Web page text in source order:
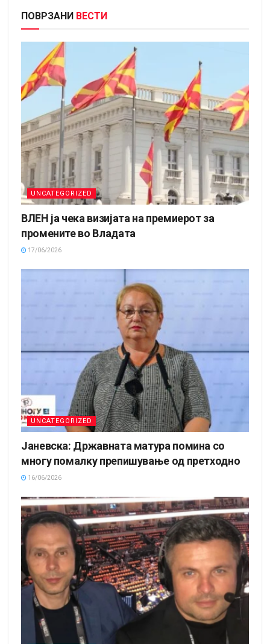
ПОВРЗАНИ ВЕСТИ
UNCATEGORIZED
ВЛЕН ја чека визијата на премиерот за
промените во Владата
17/06/2026
UNCATEGORIZED
Јаневска: Државната матура помина со
многу помалку препишување од претходно
16/06/2026